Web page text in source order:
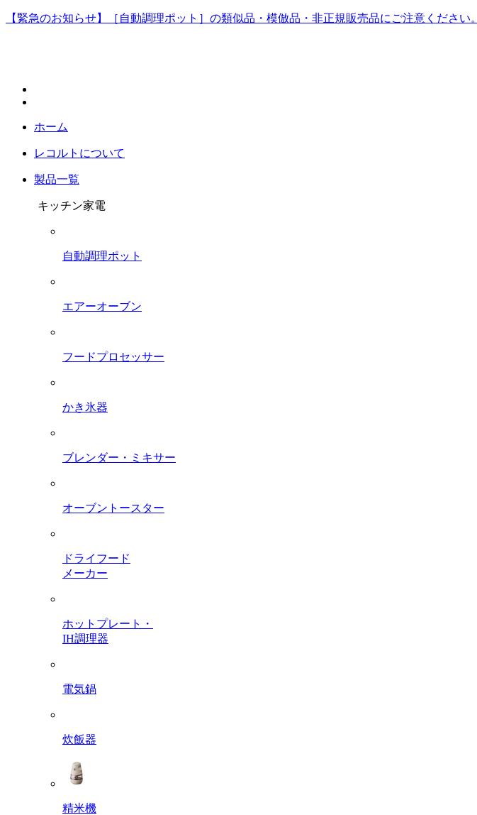
【緊急のお知らせ】［自動調理ポット］の類似品・模倣品・非正規販売品にご注意ください。
ホーム
レコルトについて
製品一覧
キッチン家電
自動調理ポット
エアーオーブン
フードプロセッサー
かき氷器
ブレンダー・ミキサー
オーブントースター
ドライフード
メーカー
ホットプレート・
IH調理器
電気鍋
炊飯器
精米機